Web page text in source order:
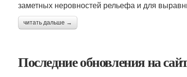
заметных неровностей рельефа и для
читать дальше →
Последние обновления на